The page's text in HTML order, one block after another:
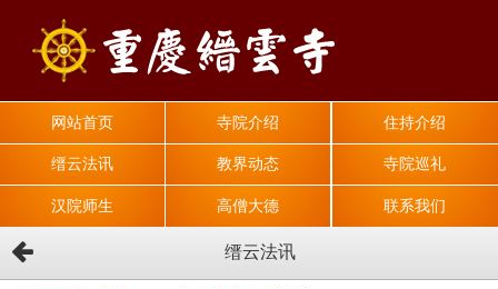
网站首页 寺院介绍 住持介绍
缙云法讯 教界动态 寺院巡礼
汉院师生 高僧大德 联系我们
缙云法讯